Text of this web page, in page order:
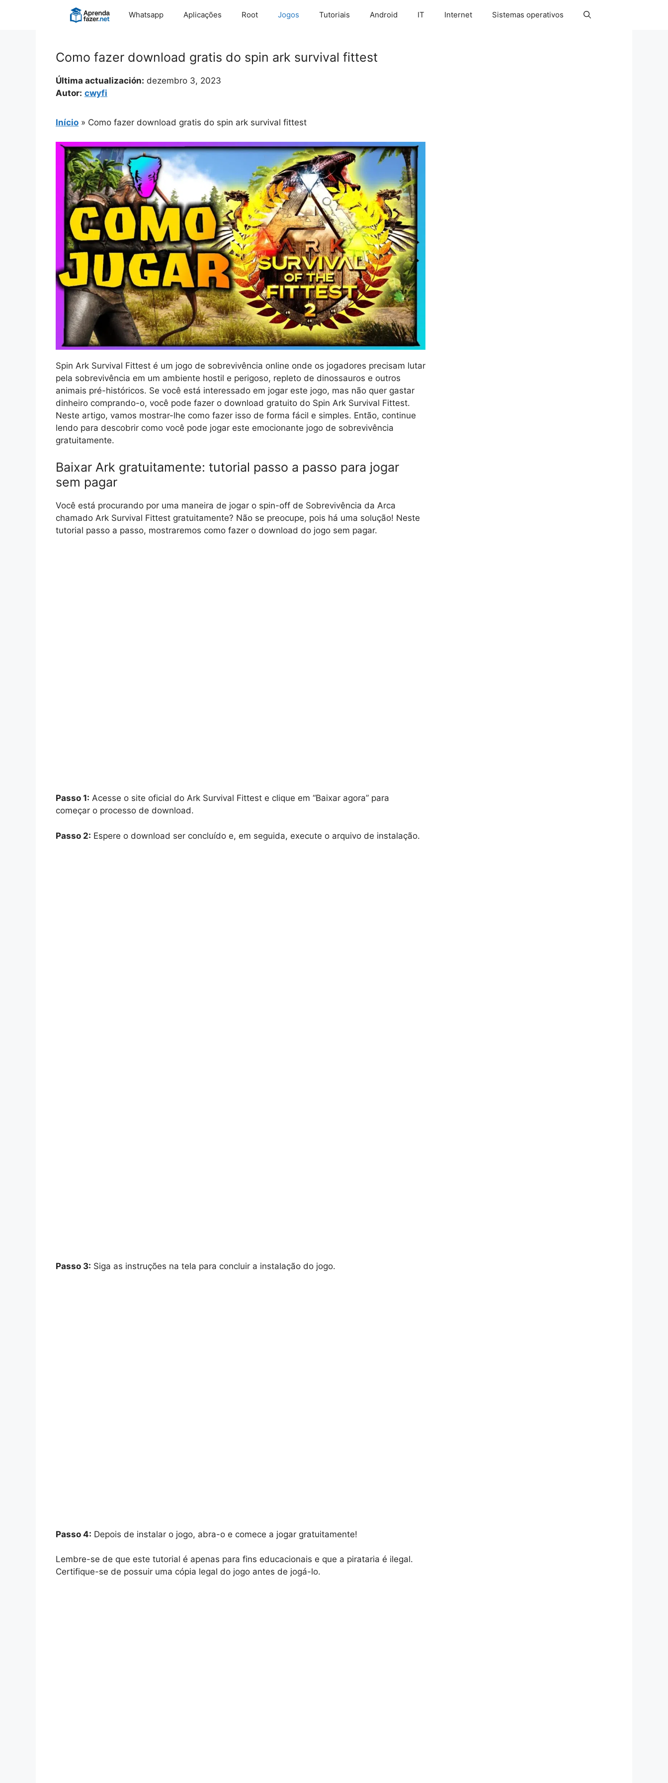
Whatsapp Aplicações Root Jogos Tutoriais Android IT Internet Sistemas operativos
Como fazer download gratis do spin ark survival fittest
Última actualización: dezembro 3, 2023
Autor: cwyfi
Início » Como fazer download gratis do spin ark survival fittest
Spin Ark Survival Fittest é um jogo de sobrevivência online onde os jogadores precisam lutar
pela sobrevivência em um ambiente hostil e perigoso, repleto de dinossauros e outros
animais pré-históricos. Se você está interessado em jogar este jogo, mas não quer gastar
dinheiro comprando-o, você pode fazer o download gratuito do Spin Ark Survival Fittest.
Neste artigo, vamos mostrar-lhe como fazer isso de forma fácil e simples. Então, continue
lendo para descobrir como você pode jogar este emocionante jogo de sobrevivência
gratuitamente.
Baixar Ark gratuitamente: tutorial passo a passo para jogar
sem pagar
Você está procurando por uma maneira de jogar o spin-off de Sobrevivência da Arca
chamado Ark Survival Fittest gratuitamente? Não se preocupe, pois há uma solução! Neste
tutorial passo a passo, mostraremos como fazer o download do jogo sem pagar.
Passo 1: Acesse o site oficial do Ark Survival Fittest e clique em “Baixar agora” para
começar o processo de download.
Passo 2: Espere o download ser concluído e, em seguida, execute o arquivo de instalação.
Passo 3: Siga as instruções na tela para concluir a instalação do jogo.
Passo 4: Depois de instalar o jogo, abra-o e comece a jogar gratuitamente!
Lembre-se de que este tutorial é apenas para fins educacionais e que a pirataria é ilegal.
Certifique-se de possuir uma cópia legal do jogo antes de jogá-lo.